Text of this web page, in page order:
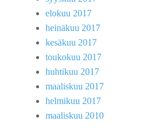
elokuu 2017
heinäkuu 2017
kesäkuu 2017
toukokuu 2017
huhtikuu 2017
maaliskuu 2017
helmikuu 2017
maaliskuu 2010